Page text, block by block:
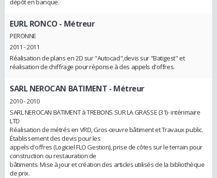
EURL RONCO - Métreur
PERONNE
2011 - 2011
Réalisation de plans en 2D sur "Autocad",devis sur "Batigest" et
réalisation de chiffrage pour réponse à des appels d'offres.
SARL NEROCAN BATIMENT - Métreur
2010 - 2010
SARL NEROCAN BATIMENT à TREBONS SUR LA GRASSE (31)- intérimaire
LTD
Réalisation de métrés en VRD, Gros-œuvre bâtiment et Travaux public.
Établissement des devis pour les
appels d'offres (Logiciel FLO Gestion), prise de côtes sur le terrain pour
construction ou restauration de
bâtiments. Mise à jour et création des articles utilisés de la bibliothèque
de prix.